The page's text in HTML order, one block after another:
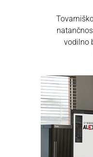
vodilno